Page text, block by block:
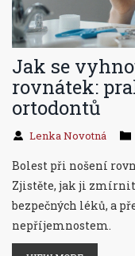
Jak se
rovnátek:
ortodontů
Lenka Novotná
Bolest při nošení
Zjistěte, jak ji zmírnit
bezpečných léků, a
nepříjemnostem.